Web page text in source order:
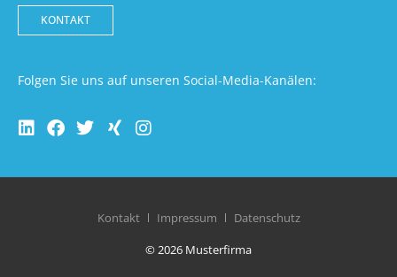
KONTAKT
Folgen Sie uns auf unseren Social-Media-Kanälen:
Kontakt Impressum
Datenschutz
© 2026 Musterfirma